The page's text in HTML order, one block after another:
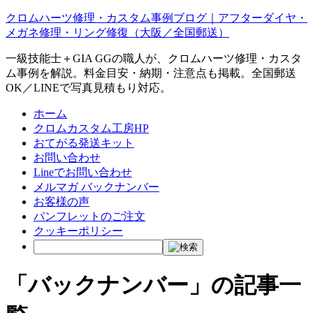
クロムハーツ修理・カスタム事例ブログ｜アフターダイヤ・
メガネ修理・リング修復（大阪／全国郵送）
一級技能士＋GIA GGの職人が、クロムハーツ修理・カスタ
ム事例を解説。料金目安・納期・注意点も掲載。全国郵送
OK／LINEで写真見積もり対応。
ホーム
クロムカスタム工房HP
おてがる発送キット
お問い合わせ
Lineでお問い合わせ
メルマガ バックナンバー
お客様の声
パンフレットのご注文
クッキーポリシー
「バックナンバー」の記事一